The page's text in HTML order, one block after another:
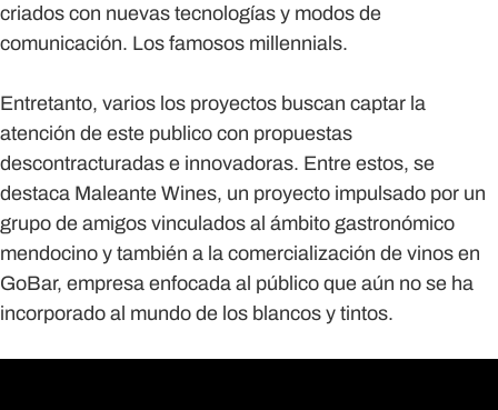
criados con nuevas tecnologías y modos de
comunicación. Los famosos millennials.
Entretanto, varios los proyectos buscan captar la
atención de este publico con propuestas
descontracturadas e innovadoras. Entre estos, se
destaca Maleante Wines, un proyecto impulsado por un
grupo de amigos vinculados al ámbito gastronómico
mendocino y también a la comercialización de vinos en
GoBar, empresa enfocada al público que aún no se ha
incorporado al mundo de los blancos y tintos.